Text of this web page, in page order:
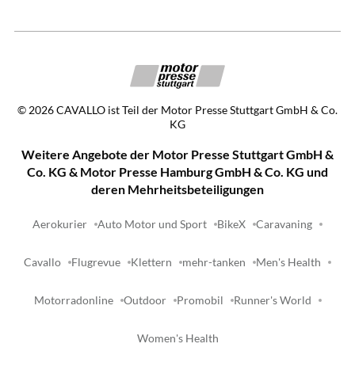
©2026CAVALLO ist Teil der Motor Presse Stuttgart GmbH & Co.
KG
Weitere Angebote der Motor Presse Stuttgart GmbH &
Co. KG & Motor Presse Hamburg GmbH & Co. KG und
deren Mehrheitsbeteiligungen
Aerokurier Auto Motor und Sport BikeX Caravaning
Cavallo Flugrevue Klettern mehr-tanken Men's Health
Motorradonline Outdoor Promobil Runner's World
Women's Health